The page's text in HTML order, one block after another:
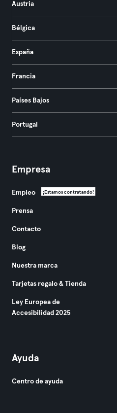
Austria
Bélgica
España
Francia
Países Bajos
Portugal
Empresa
Empleo ¡Estamos contratando!
Prensa
Contacto
Blog
Nuestra marca
Tarjetas regalo & Tienda
Ley Europea de
Accesibilidad 2025
Ayuda
Centro de ayuda